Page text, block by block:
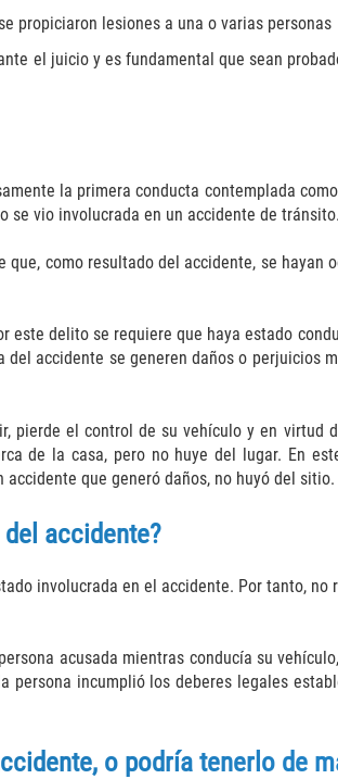
propiciaron lesiones a una o varias personas
el juicio y es fundamental que sean
la primera conducta contemplada
se vio involucrada en un accidente de tránsito.
como resultado del accidente, se hayan
delito se requiere que haya estado
accidente se generen daños o perjuicios
pierde el control de su vehículo y en virtud
de la casa, pero no huye del lugar. En
que generó daños, no huyó del sitio.
accidente?
involucrada en el accidente. Por tanto,
acusada mientras conducía su
incumplió los deberes legales
o podría tenerlo de